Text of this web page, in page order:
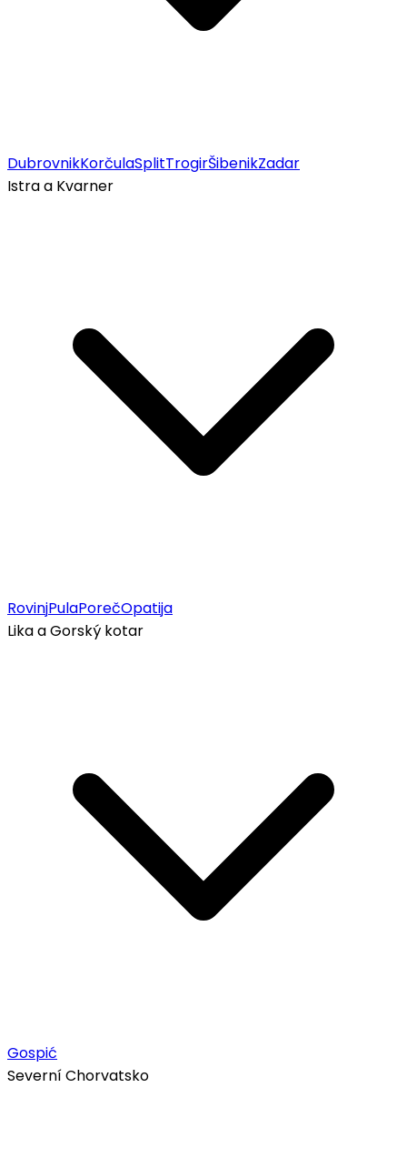
DubrovnikKorčulaSplitTrogirŠibenikZadar
Istra a Kvarner
RovinjPulaPorečOpatija
Lika a Gorský kotar
Gospić
Severní Chorvatsko